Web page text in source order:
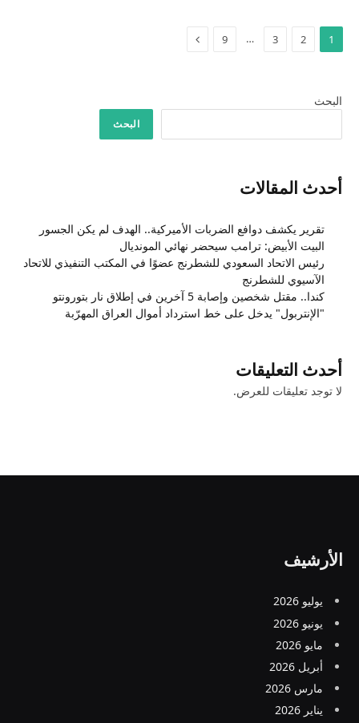
1
2
3
…
9 التالي
البحث
البحث
أحدث المقالات
تقرير يكشف دوافع الضربات الأميركية.. الهدف لم يكن الجسور
البيت الأبيض: ترامب سيحضر نهائي المونديال
رئيس الاتحاد السعودي للشطرنج عضوًا في المكتب التنفيذي للاتحاد
الآسيوي للشطرنج
كندا.. مقتل شخصين وإصابة 5 آخرين في إطلاق نار بتورونتو
"الإنتربول" يدخل على خط استرداد أموال العراق المهرّبة
أحدث التعليقات
لا توجد تعليقات للعرض.
الأرشيف
يوليو 2026
يونيو 2026
مايو 2026
أبريل 2026
مارس 2026
يناير 2026